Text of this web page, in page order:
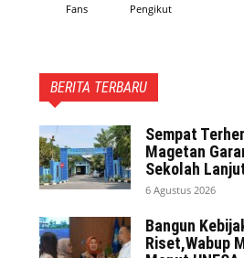
Fans Pengikut
BERITA TERBARU
Sempat
Magetan
Sekolah
6 Agustus 2026
Bangun
Riset,Wabup